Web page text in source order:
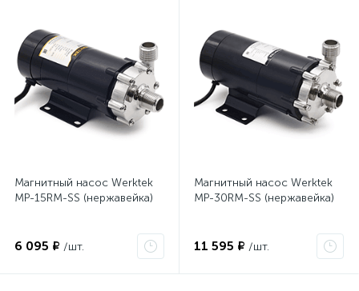
Магнитный насос Werktek
MP-15RM-SS (нержавейка)
6 095 ₽ /шт.
Магнитный насос Werktek
MP-30RM-SS (нержавейка)
11 595 ₽ /шт.